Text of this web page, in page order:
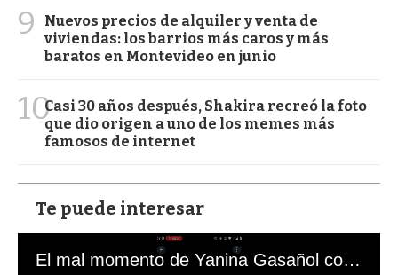
9
Nuevos precios de alquiler y venta de
viviendas: los barrios más caros y más
baratos en Montevideo en junio
10Casi 30 años después, Shakira recreó la foto
que dio origen a uno de los memes más
famosos de internet
Te puede interesar
El mal momento de Yanina Gasañol con un hincha argentino en "Subrayado"